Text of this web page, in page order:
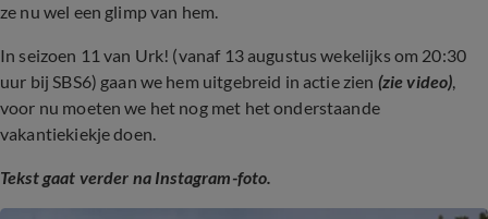
ze nu wel een glimp van hem.
In seizoen 11 van Urk! (vanaf 13 augustus wekelijks om 20:30
uur bij SBS6) gaan we hem uitgebreid in actie zien (zie video),
voor nu moeten we het nog met het onderstaande
vakantiekiekje doen.
Tekst gaat verder na Instagram-foto.